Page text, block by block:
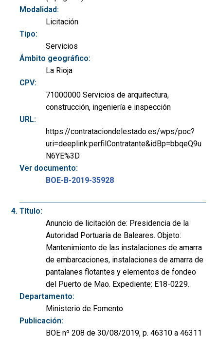
Modalidad:
Licitación
Tipo:
Servicios
Ámbito geográfico:
La Rioja
CPV:
71000000 Servicios de arquitectura,
construcción, ingeniería e inspección
URL:
https://contrataciondelestado.es/wps/poc?
uri=deeplink:perfilContratante&idBp=bbqeQ9u
N6YE%3D
Ver documento:
BOE-B-2019-35928
Título:
Anuncio de licitación de: Presidencia de la
Autoridad Portuaria de Baleares. Objeto:
Mantenimiento de las instalaciones de amarra
de embarcaciones, instalaciones de amarra de
pantalanes flotantes y elementos de fondeo
del Puerto de Mao. Expediente: E18-0229.
Departamento:
Ministerio de Fomento
Publicación:
BOE nº 208 de 30/08/2019, p. 46310 a 46311